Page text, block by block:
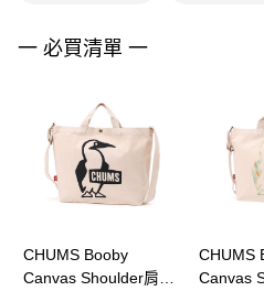
４．使用「AFTEE先享後付」時，將依
５．嚴禁一人註冊多個帳號或使用他人
恩沛科技股份有限公司將有權停止該用
一 必買清單 一
CHUMS Booby
Canvas Shoulder肩背
CHUMS
Canvas